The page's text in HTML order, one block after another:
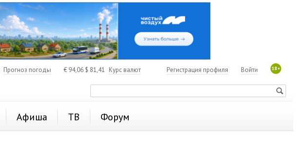
Прогноз погоды € 94,06 $ 81,41 Курс валют 18+
Войти
Регистрация профиля
Афиша ТВ Форум